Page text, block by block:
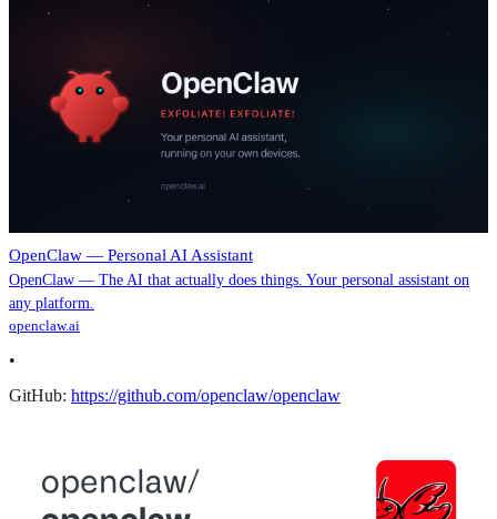
OpenClaw — Personal AI Assistant
OpenClaw — The AI that actually does things. Your personal assistant on
any platform.
openclaw.ai
•
GitHub: https://github.com/openclaw/openclaw